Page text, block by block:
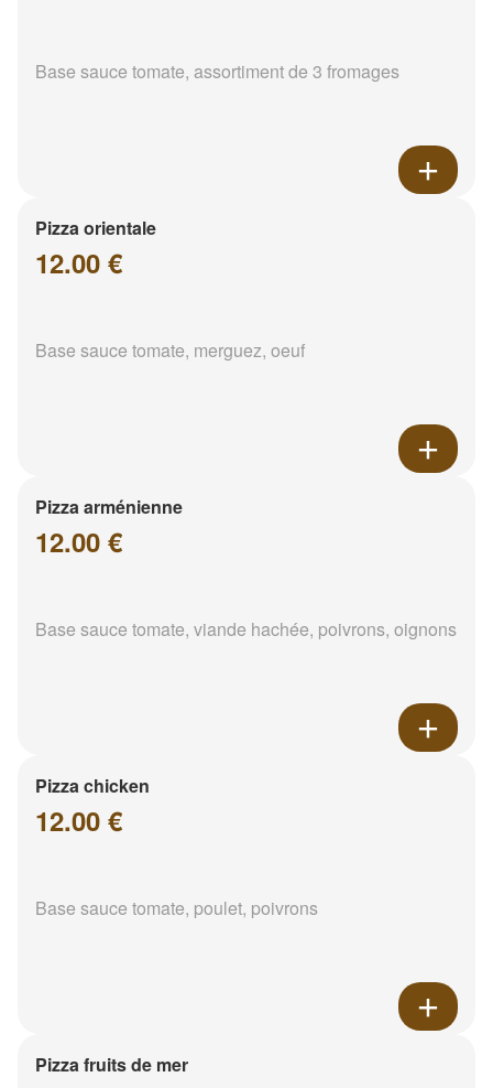
Base sauce tomate, assortiment de 3 fromages
Pizza orientale
12.00 €
Base sauce tomate, merguez, oeuf
Pizza arménienne
12.00 €
Base sauce tomate, viande hachée, poivrons, oignons
Pizza chicken
12.00 €
Base sauce tomate, poulet, poivrons
Pizza fruits de mer